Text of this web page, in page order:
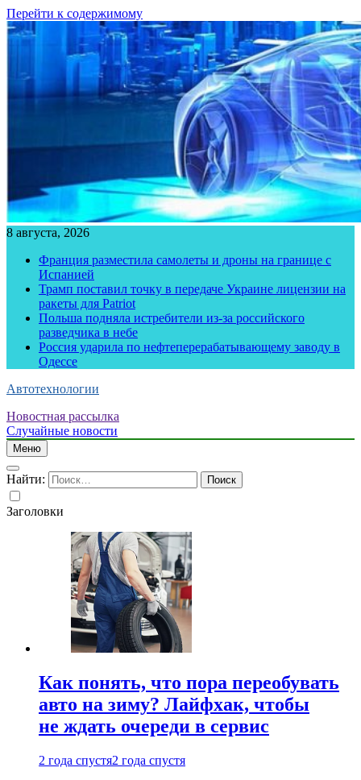
Перейти к содержимому
8 августа, 2026
Франция разместила самолеты и дроны на границе с
Испанией
Трамп поставил точку в передаче Украине лицензии на
ракеты для Patriot
Польша подняла истребители из-за российского
разведчика в небе
Россия ударила по нефтеперерабатывающему заводу в
Одессе
Автотехнологии
Новостная рассылка
Случайные новости
Меню
Найти:
Заголовки
Как понять, что пора переобувать
авто на зиму? Лайфхак, чтобы
не ждать очереди в сервис
2 года спустя2 года спустя